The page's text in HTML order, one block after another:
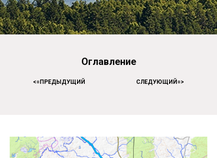
Оглавление
<=ПРЕДЫДУЩИЙ СЛЕДУЮЩИЙ=>